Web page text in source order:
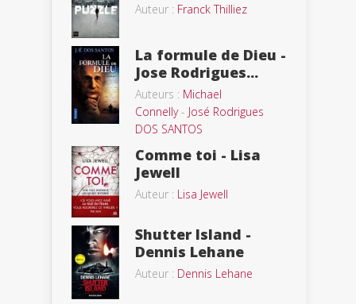
Auteur : Franck Thilliez
La formule de Dieu -
Jose Rodrigues...
Auteurs : Michael
Connelly- José Rodrigues
DOS SANTOS
Comme toi - Lisa
Jewell
Auteur : Lisa Jewell
Shutter Island -
Dennis Lehane
Auteur : Dennis Lehane